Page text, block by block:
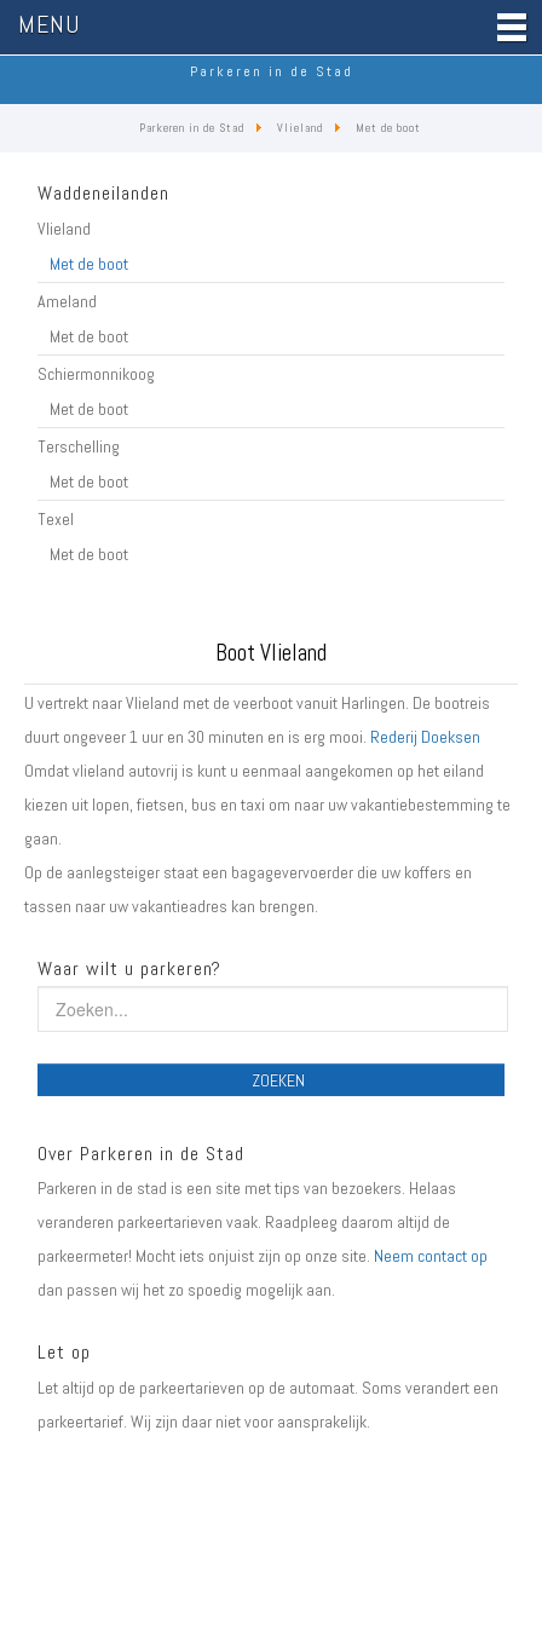
MENU
Parkeren in de Stad
Parkeren in de Stad Vlieland Met de boot
Waddeneilanden
Vlieland
Met de boot
Ameland
Met de boot
Schiermonnikoog
Met de boot
Terschelling
Met de boot
Texel
Met de boot
Boot Vlieland
U vertrekt naar Vlieland met de veerboot vanuit Harlingen. De bootreis
duurt ongeveer 1 uur en 30 minuten en is erg mooi. Rederij Doeksen
Omdat vlieland autovrij is kunt u eenmaal aangekomen op het eiland
kiezen uit lopen, fietsen, bus en taxi om naar uw vakantiebestemming te
gaan.
Op de aanlegsteiger staat een bagagevervoerder die uw koffers en
tassen naar uw vakantieadres kan brengen.
Waar wilt u parkeren?
ZOEKEN
Over Parkeren in de Stad
Parkeren in de stad is een site met tips van bezoekers. Helaas
veranderen parkeertarieven vaak. Raadpleeg daarom altijd de
parkeermeter! Mocht iets onjuist zijn op onze site. Neem contact op
dan passen wij het zo spoedig mogelijk aan.
Let op
Let altijd op de parkeertarieven op de automaat. Soms verandert een
parkeertarief. Wij zijn daar niet voor aansprakelijk.